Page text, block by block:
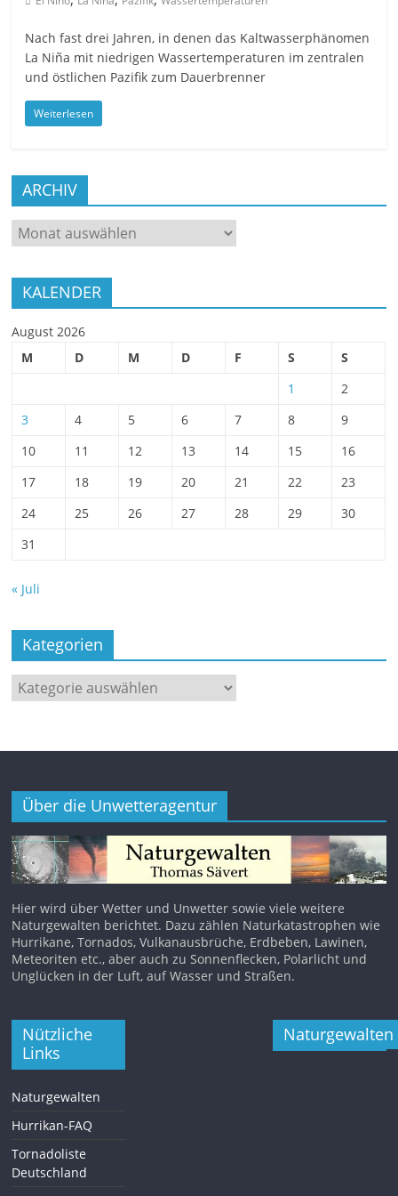
Nach fast drei Jahren, in denen das Kaltwasserphänomen
La Niña mit niedrigen Wassertemperaturen im zentralen
und östlichen Pazifik zum Dauerbrenner
Weiterlesen
ARCHIV
ARCHIV
KALENDER
August 2026
M
D M D F S
S
1
2
3
4 5 6 7 8
9
10
11 12 13 14 15
16
17
18 19 20 21 22
23
24
25 26 27 28 29
30
31
« Juli
Kategorien
Kategorien
Über die Unwetteragentur
Hier wird über Wetter und Unwetter sowie viele weitere
Naturgewalten berichtet. Dazu zählen Naturkatastrophen wie
Hurrikane, Tornados, Vulkanausbrüche, Erdbeben, Lawinen,
Meteoriten etc., aber auch zu Sonnenflecken, Polarlicht und
Unglücken in der Luft, auf Wasser und Straßen.
Nützliche
Links
Naturgewalten
Hurrikan-FAQ
Tornadoliste
Deutschland
Naturgewalten